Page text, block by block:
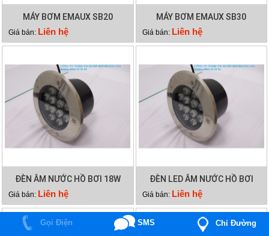
MÁY BƠM EMAUX SB20
Giá bán: Liên hệ
MÁY BƠM EMAUX SB30
Giá bán: Liên hệ
ĐÈN ÂM NƯỚC HỒ BƠI 18W
Giá bán: Liên hệ
ĐÈN LED ÂM NƯỚC HỒ BƠI
12W
Giá bán: Liên hệ
Gọi Điện SMS Chỉ Đường